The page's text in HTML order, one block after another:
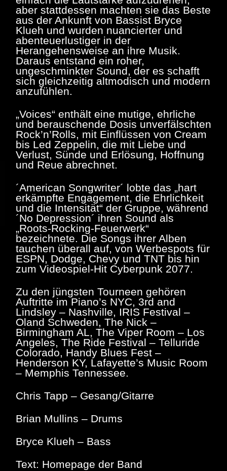
aber stattdessen machten sie das Beste
aus der Ankunft von Bassist Bryce
Klueh und wurden nuancierter und
abenteuerlustiger in der
Herangehensweise an ihre Musik.
Daraus entstand ein roher,
ungeschminkter Sound, der es schafft
sich gleichzeitig altmodisch und modern
anzufühlen.
„Voices“ enthält eine mutige, ehrliche
und berauschende Dosis unverfälschten
Rock’n’Rolls, mit Einflüssen von Cream
bis Led Zeppelin, die mit Liebe und
Verlust, Sünde und Erlösung, Hoffnung
und Reue abrechnet.
´American Songwriter´ lobte das „hart
erkämpfte Engagement, die Ehrlichkeit
und die Intensität“ der Gruppe, während
´No Depression´ ihren Sound als
„Roots-Rocking-Feuerwerk“
bezeichnete. Die Songs ihrer Alben
tauchen überall auf, von Werbespots für
ESPN, Dodge, Chevy und TNT bis hin
zum Videospiel-Hit Cyberpunk 2077.
Zu den jüngsten Tourneen gehören
Auftritte im Piano’s NYC, 3rd and
Lindsley – Nashville, IRIS Festival –
Oland Schweden, The Nick –
Birmingham AL, The Viper Room – Los
Angeles, The Ride Festival – Telluride
Colorado, Handy Blues Fest –
Henderson KY, Lafayette’s Music Room
– Memphis Tennessee.
Chris Tapp – Gesang/Gitarre
Brian Mullins – Drums
Bryce Klueh – Bass
Text: Homepage der Band